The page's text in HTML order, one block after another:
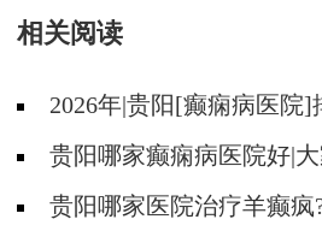
相关阅读
2026年|贵阳[癫痫病医院
对身体有影响吗?
贵阳哪家癫痫病医院好|
解吗?贵阳哪家医院治疗羊癫